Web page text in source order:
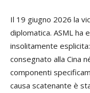
Il 19 giugno 2026 la
diplomatica. ASML ha
insolitamente
consegnato alla Cina
componenti
causa scatenante è